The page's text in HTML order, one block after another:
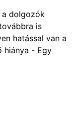
a dolgozók
is
hatással van a
hiánya - Egy